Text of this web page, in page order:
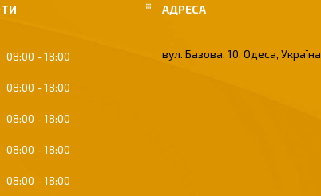
08:00 18:00
08:00 18:00
08:00 18:00
08:00 18:00
08:00 18:00
вул. Базова, 10, Одеса, Україна